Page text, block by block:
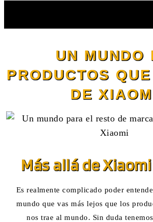
al
UN MUNDO
PRODUCTOS
DE
Más allá de
Es realmente complicado poder
mundo que vas más lejos que los
nos trae al mundo. Sin duda